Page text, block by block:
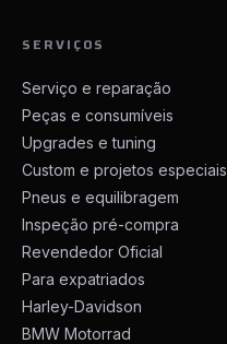
SERVIÇOS
Serviço e reparação
Peças e consumíveis
Upgrades e tuning
Custom e projetos especiais
Pneus e equilibragem
Inspeção pré-compra
Revendedor Oficial
Para expatriados
Harley-Davidson
BMW Motorrad